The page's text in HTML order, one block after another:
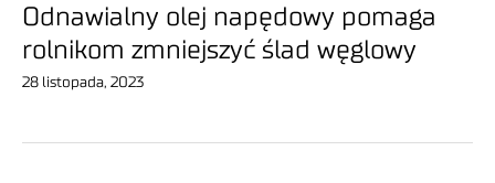
Odnawialny olej napędowy pomaga
rolnikom zmniejszyć ślad węglowy
28 listopada, 2023